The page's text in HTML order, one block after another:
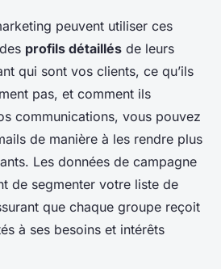
peuvent utiliser ces
profils détaillés de leurs
qui sont vos clients, ce qu’ils
pas, et comment ils
communications, vous pouvez
de manière à les rendre plus
Les données de campagne
de segmenter votre liste de
que chaque groupe reçoit
à ses besoins et intérêts